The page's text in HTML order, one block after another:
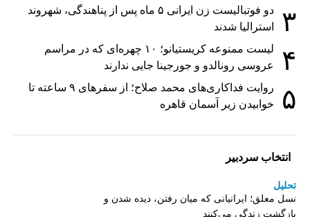
۳
دو فوتبالیست زن ایرانی ۵ ماه پس از پناهندگی، شهروند
استرالیا شدند
۴
لیست ممنوعه کریستیانو؛ ۱۰ چهره‌ای که در مراسم
عروسی رونالدو و جورجینا جایی ندارند
۵
روایت فداکاری‌های محمد صلاح؛ از سفرهای ۹ ساعته تا
خوابیدن زیر آسمان قاهره
انتخاب سردبیر
تحلیل
نسل معلق؛ ایرانیانی که میان رفتن، دیده شدن و
بازگشت زندگی می‌کنند